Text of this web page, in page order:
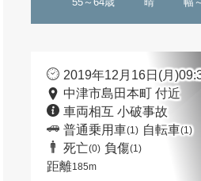
2019年12月16日(月
中津市島田本町 付近
車両相互 小破事故
普通乗用車(1) 自転車(1)
死亡(0) 負傷(1)
距離185m